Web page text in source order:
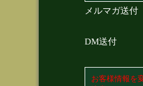
メルマガ送付
DM送付
お客様情報を